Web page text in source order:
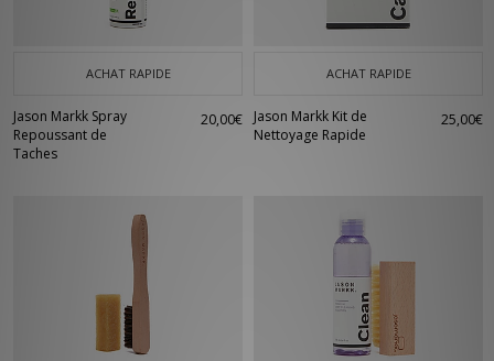
ACHAT RAPIDE
Jason Markk Spray
Repoussant de
Taches
20,00€
ACHAT RAPIDE
Jason Markk Kit de
Nettoyage Rapide
25,00€